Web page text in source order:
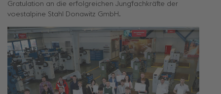
Gratulation an die erfolgreichen Jungfachkräfte der
voestalpine Stahl Donawitz GmbH.